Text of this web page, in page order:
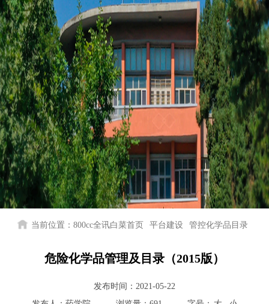
当前位置：800cc全讯白菜首页 平台建设 管控化学品目录
危险化学品管理及目录（2015版）
发布时间： 2021-05-22